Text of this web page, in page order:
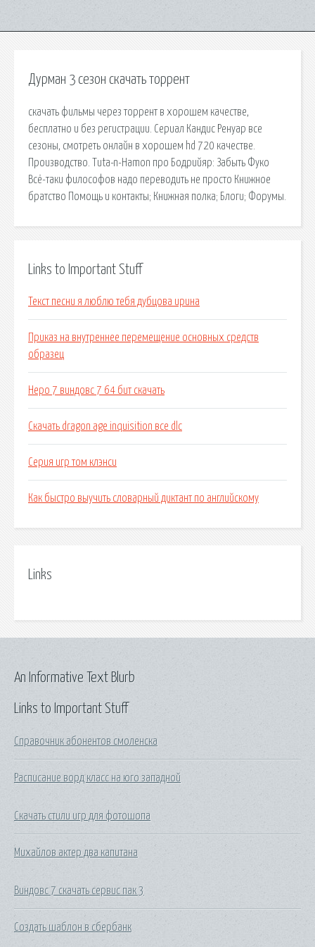
Дурман 3 сезон скачать торрент
скачать фильмы через торрент в хорошем качестве,
бесплатно и без регистрации. Сериал Кандис Ренуар все
сезоны, смотреть онлайн в хорошем hd 720 качестве.
Производство. Tuta-n-Hamon про Бодрийяр: Забыть Фуко
Всё-таки философов надо переводить не просто Книжное
братство Помощь и контакты; Книжная полка; Блоги; Форумы.
Links to Important Stuff
Текст песни я люблю тебя дубцова ирина
Приказ на внутреннее перемещение основных средств
образец
Неро 7 виндовс 7 64 бит скачать
Скачать dragon age inquisition все dlc
Серия игр том клэнси
Как быстро выучить словарный диктант по английскому
Links
Links to Important Stuff
Справочник абонентов смоленска
Расписание ворд класс на юго западной
Скачать стили игр для фотошопа
Михайлов актер два капитана
Виндовс 7 скачать сервис пак 3
Создать шаблон в сбербанк
An Informative Text Blurb